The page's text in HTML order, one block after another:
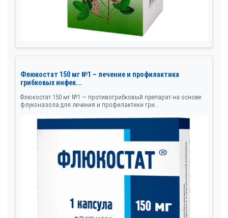
Флюкостат 150 мг №1 – лечение и профилактика
грибковых инфек...
Флюкостат 150 мг №1 — противогрибковый препарат на основе
флуконазола для лечения и профилактики гри...